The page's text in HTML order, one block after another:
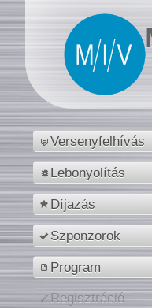
Versenyfelhívás
Lebonyolítás
Díjazás
Szponzorok
Program
Regisztráció